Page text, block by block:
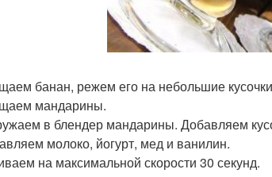
банан, режем его на небольшие
мандарины.
в блендер мандарины. Добавляем
молоко, йогурт, мед и ванилин.
на максимальной скорости 30 секунд.